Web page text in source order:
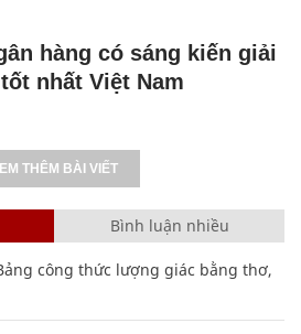
hàng có sáng kiến giải
nhất Việt Nam
THÊM BÀI VIẾT
Bình luận nhiều
công thức lượng giác bằng thơ,